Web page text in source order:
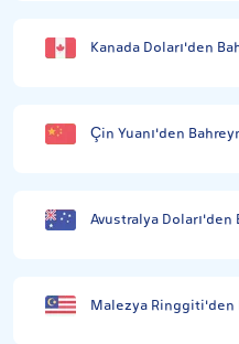
Kanada Doları'den
Çin Yuanı'den
Avustralya Doları'den
Malezya Ringgiti'den